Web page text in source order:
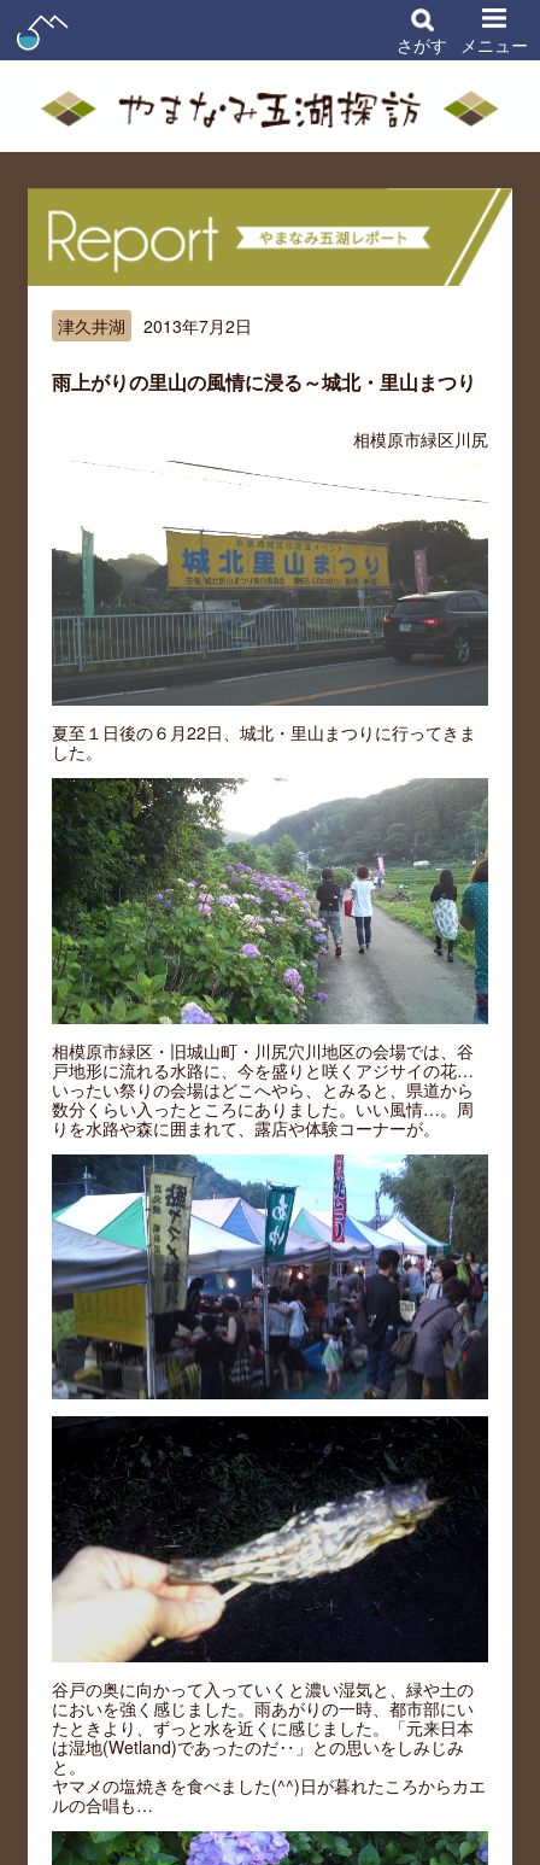
さがす メニュー
津久井湖 2013年7月2日
雨上がりの里山の風情に浸る～城北・里山まつり
相模原市緑区川尻
夏至１日後の６月22日、城北・里山まつりに行ってきま
した。
相模原市緑区・旧城山町・川尻穴川地区の会場では、谷
戸地形に流れる水路に、今を盛りと咲くアジサイの花…
いったい祭りの会場はどこへやら、とみると、県道から
数分くらい入ったところにありました。いい風情…。周
りを水路や森に囲まれて、露店や体験コーナーが。
谷戸の奥に向かって入っていくと濃い湿気と、緑や土の
においを強く感じました。雨あがりの一時、都市部にい
たときより、ずっと水を近くに感じました。「元来日本
は湿地(Wetland)であったのだ‥」との思いをしみじみ
と。
ヤマメの塩焼きを食べました(^^)日が暮れたころからカエ
ルの合唱も…